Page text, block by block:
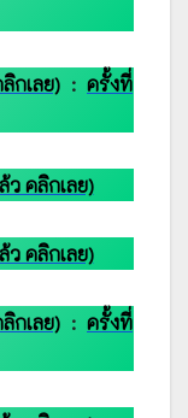
กเลย) : ครั้งที่
ว คลิกเลย)
ว คลิกเลย)
กเลย) : ครั้งที่